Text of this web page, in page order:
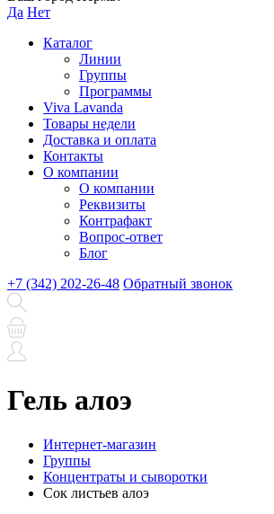
Да Нет
Каталог
Линии
Группы
Программы
Viva Lavanda
Товары недели
Доставка и оплата
Контакты
О компании
О компании
Реквизиты
Контрафакт
Вопрос-ответ
Блог
+7 (342) 202-26-48 Обратный звонок
Гель алоэ
Интернет-магазин
Группы
Концентраты и сыворотки
Сок листьев алоэ